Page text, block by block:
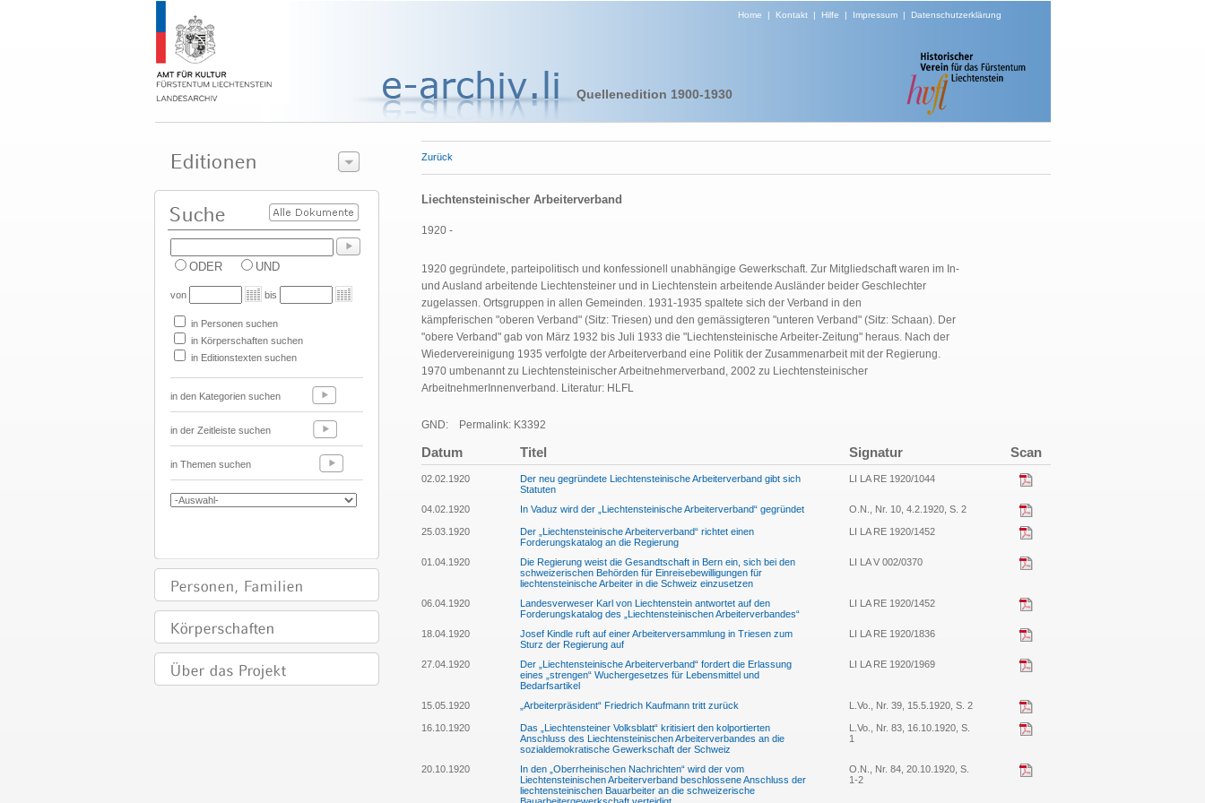
Home | Kontakt| Hilfe | Impressum| Datenschutzerklärung
Quellenedition 1900-1930
ODER UND
von bis
in Personen suchen
in Körperschaften suchen
in Editionstexten suchen
in den Kategorien suchen
in der Zeitleiste suchen
in Themen suchen
Zurück
Liechtensteinischer Arbeiterverband
1920 -
1920 gegründete, parteipolitisch und konfessionell unabhängige Gewerkschaft. Zur Mitgliedschaft waren im In-
und Ausland arbeitende Liechtensteiner und in Liechtenstein arbeitende Ausländer beider Geschlechter
zugelassen. Ortsgruppen in allen Gemeinden. 1931-1935 spaltete sich der Verband in den
kämpferischen "oberen Verband" (Sitz: Triesen) und den gemässigteren "unteren Verband" (Sitz: Schaan). Der
"obere Verband" gab von März 1932 bis Juli 1933 die "Liechtensteinische Arbeiter-Zeitung" heraus. Nach der
Wiedervereinigung 1935 verfolgte der Arbeiterverband eine Politik der Zusammenarbeit mit der Regierung.
1970 umbenannt zu Liechtensteinischer Arbeitnehmerverband, 2002 zu Liechtensteinischer
ArbeitnehmerInnenverband. Literatur: HLFL
GND: Permalink: K3392
Datum Titel Signatur Scan
02.02.1920
Der neu gegründete Liechtensteinische Arbeiterverband gibt sich
Statuten
LI LA RE 1920/1044
04.02.1920 In Vaduz wird der „Liechtensteinische Arbeiterverband“ gegründet O.N., Nr. 10, 4.2.1920, S. 2
25.03.1920
Der „Liechtensteinische Arbeiterverband“ richtet einen
Forderungskatalog an die Regierung
LI LA RE 1920/1452
01.04.1920
Die Regierung weist die Gesandtschaft in Bern ein, sich bei den
schweizerischen Behörden für Einreisebewilligungen für
liechtensteinische Arbeiter in die Schweiz einzusetzen
LI LA V 002/0370
06.04.1920
Landesverweser Karl von Liechtenstein antwortet auf den
Forderungskatalog des „Liechtensteinischen Arbeiterverbandes“
LI LA RE 1920/1452
18.04.1920
Josef Kindle ruft auf einer Arbeiterversammlung in Triesen zum
Sturz der Regierung auf
LI LA RE 1920/1836
27.04.1920
Der „Liechtensteinische Arbeiterverband“ fordert die Erlassung
eines „strengen“ Wuchergesetzes für Lebensmittel und
Bedarfsartikel
LI LA RE 1920/1969
15.05.1920 „Arbeiterpräsident“ Friedrich Kaufmann tritt zurück L.Vo., Nr. 39, 15.5.1920, S. 2
16.10.1920
Das „Liechtensteiner Volksblatt“ kritisiert den kolportierten
Anschluss des Liechtensteinischen Arbeiterverbandes an die
sozialdemokratische Gewerkschaft der Schweiz
L.Vo., Nr. 83, 16.10.1920, S.
1
20.10.1920
In den „Oberrheinischen Nachrichten“ wird der vom
Liechtensteinischen Arbeiterverband beschlossene Anschluss der
liechtensteinischen Bauarbeiter an die schweizerische
O.N., Nr. 84, 20.10.1920, S.
1-2